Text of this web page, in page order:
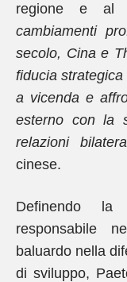
regione e al
cambiamenti
secolo, Cina e
fiducia
a vicenda e
esterno con la
relazioni
cinese.
Definendo la
responsabile
baluardo nella
di sviluppo,